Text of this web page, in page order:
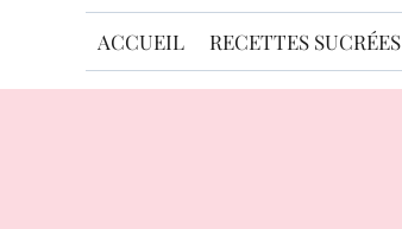
ACCUEIL RECETTES SUCRÉES